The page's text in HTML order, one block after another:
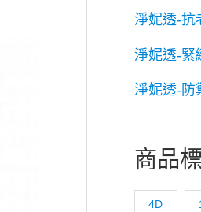
。
淨妮透-抗
淨妮透-緊
淨妮透-防
商品
4D